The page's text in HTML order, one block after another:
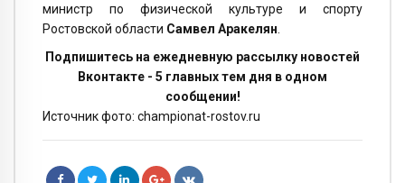
министр по физической культуре и спорту
Ростовской области Самвел Аракелян
Подпишитесь на ежедневную рассылку новостей
Вконтакте - 5 главных тем дня в одном
сообщении!
Источник фото: championat-rostov.ru